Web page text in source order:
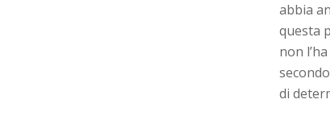
abbia
questa
non
di